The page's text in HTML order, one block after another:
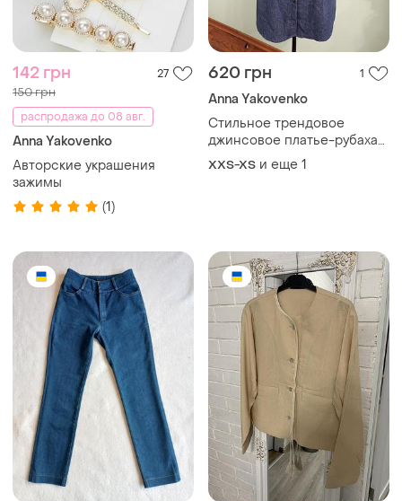
142 грн 27
150 грн
распродажа до 08 авг.
Anna Yakovenko
Авторские украшения
зажимы
(1)
620 грн 1
Anna Yakovenko
Стильное трендовое
джинсовое платье-рубаха
от украинского бренда anna
yakovenko.
XXS-XS и еще 1